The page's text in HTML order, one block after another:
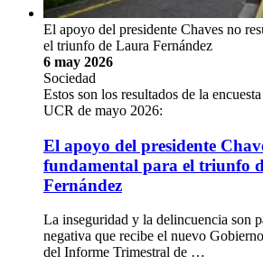
El apoyo del presidente Chaves no
el triunfo de Laura Fernández
6 may 2026
Sociedad
Estos son los resultados de la
UCR de mayo 2026:
El apoyo del presidente
fundamental para el triunfo
Fernández
La inseguridad y la delincuencia son
negativa que recibe el nuevo
del Informe Trimestral de …